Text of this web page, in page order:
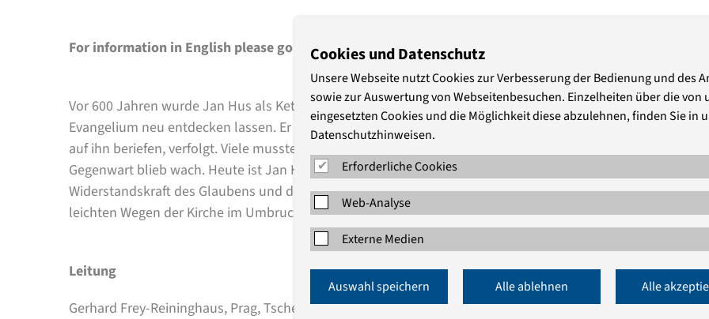
For information in English please go to „mehr“ and scroll down
Vor 600 Jahren wurde Jan Hus als Ketzer verurteilt. Die biblische Botschaft hatte ihn das
Evangelium neu entdecken lassen. Er wurde verbrannt und die Böhmischen Brüder, die sich
auf ihn beriefen, verfolgt. Viele mussten fliehen, doch ihr neues Gespür für Gottes
Gegenwart blieb wach. Heute ist Jan Hus tschechischer Nationalheld. Er steht für die
Widerstandskraft des Glaubens und den Mut zu überraschenden, neuen und nicht immer
leichten Wegen der Kirche im Umbruch der Zeiten.
Leitung
Gerhard Frey-Reininghaus, Prag, Tschechien
Cookies und Datenschutz
Unsere Webseite nutzt Cookies zur Verbesserung der Bedienung und des
sowie zur Auswertung von Webseitenbesuchen. Einzelheiten über die von
eingesetzten Cookies und die Möglichkeit diese abzulehnen, finden Sie in
Datenschutzhinweisen.
Erforderliche Cookies
Web-Analyse
Externe Medien
Auswahl speichern Alle ablehnen Alle